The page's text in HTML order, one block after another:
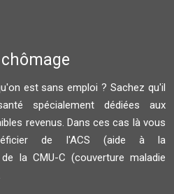
est sans emploi ? Sachez qu'il
spécialement dédiées aux
revenus. Dans ces cas là vous
de l'ACS (aide à la
la CMU-C (couverture maladie